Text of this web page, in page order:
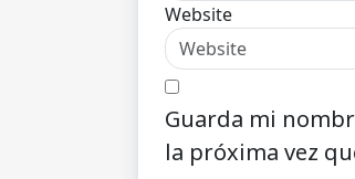
Website
Guarda mi
la próxima vez